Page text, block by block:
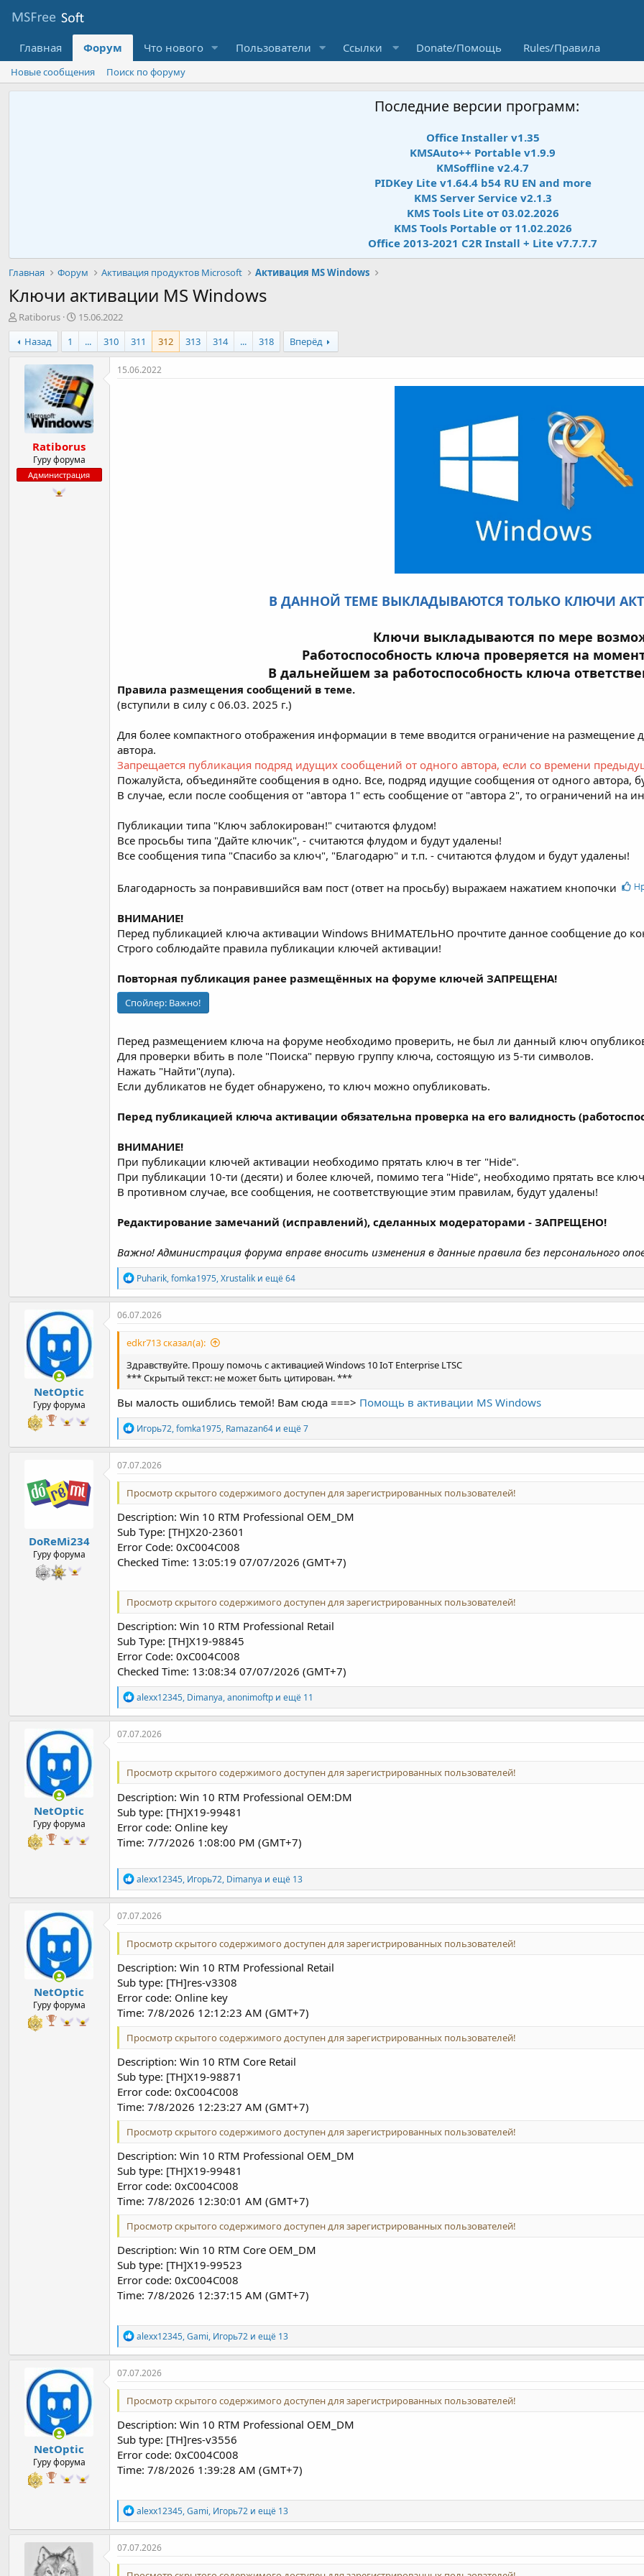
Главная Форум Что нового Пользователи Ссылки Donate/Помощь Rules/Правила
Новые сообщения Поиск по форуму
Последние версии программ:
Office Installer v1.35
KMSAuto++ Portable v1.9.9
KMSoffline v2.4.7
PIDKey Lite v1.64.4 b54 RU EN and more
KMS Server Service v2.1.3
KMS Tools Lite от 03.02.2026
KMS Tools Portable от 11.02.2026
Office 2013-2021 C2R Install + Lite v7.7.7.7
Главная Форум Активация продуктов Microsoft Активация MS Windows
Ключи активации MS Windows
А
в
т
о
Ratiborus
Д
а
а
н
а
ч
а
л
а
15.06.2022
Назад
1 ... 310 311 312 313 314 ... 318 Вперёд
Ratiborus
Гуру форума
Администрация
15.06.2022
В ДАННОЙ ТЕМЕ ВЫКЛАДЫВАЮТСЯ ТОЛЬКО КЛЮЧИ
Ключи выкладываются по мере
Работоспособность ключа проверяется на
В дальнейшем за работоспособность ключа
Правила размещения сообщений в теме.
(вступили в силу с 06.03. 2025 г.)
Для более компактного отображения информации в теме вводится ограничение на
автора.
Запрещается публикация подряд идущих сообщений от одного автора, если со времени
Пожалуйста, объединяйте сообщения в одно. Все, подряд идущие сообщения от одного автора,
В случае, если после сообщения от "автора 1" есть сообщение от "автора 2", то ограничений на
Публикации типа "Ключ заблокирован!" считаются флудом!
Все просьбы типа "Дайте ключик", - считаются флудом и будут удалены!
Все сообщения типа "Спасибо за ключ", "Благодарю" и т.п. - считаются флудом и будут удалены!
Благодарность за понравившийся вам пост (ответ на просьбу) выражаем нажатием кнопочки
ВНИМАНИЕ!
Перед публикацией ключа активации Windows ВНИМАТЕЛЬНО прочтите данное сообщение до
Строго соблюдайте правила публикации ключей активации!
Повторная публикация ранее размещённых на форуме ключей ЗАПРЕЩЕНА!
Спойлер: Важно!
Перед размещением ключа на форуме необходимо проверить, не был ли данный ключ
Для проверки вбить в поле "Поиска" первую группу ключа, состоящую из 5-ти символов.
Нажать "Найти"(лупа).
Если дубликатов не будет обнаружено, то ключ можно опубликовать.
Перед публикацией ключа активации обязательна проверка на его валидность
ВНИМАНИЕ!
При публикации ключей активации необходимо прятать ключ в тег "Hide".
При публикации 10-ти (десяти) и более ключей, помимо тега "Hide", необходимо прятать все
В противном случае, все сообщения, не соответствующие этим правилам, будут удалены!
Редактирование замечаний (исправлений), сделанных модераторами - ЗАПРЕЩЕНО!
Важно! Администрация форума вправе вносить изменения в данные правила без персонального
Р
е
а
к
и
Puharik,fomka1975,Xrustalikи ещё 64
NetOptic
Гуру форума
06.07.2026
edkr713 сказал(а):
Здравствуйте. Прошу помочь с активацией Windows 10 IoT Enterprise LTSC
*** Скрытый текст: не может быть цитирован. ***
Вы малость ошиблись темой! Вам сюда ===> Помощь в активации MS Windows
Р
е
а
к
и
Игорь72,fomka1975, Ramazan64и ещё 7
DoReMi234
Гуру форума
07.07.2026
Просмотр скрытого содержимого доступен для зарегистрированных пользователей!
Description: Win 10 RTM Professional OEM_DM
Sub Type: [TH]X20-23601
Error Code: 0xC004C008
Checked Time: 13:05:19 07/07/2026 (GMT+7)
Просмотр скрытого содержимого доступен для зарегистрированных пользователей!
Description: Win 10 RTM Professional Retail
Sub Type: [TH]X19-98845
Error Code: 0xC004C008
Checked Time: 13:08:34 07/07/2026 (GMT+7)
Р
е
а
к
:
alexx12345, Dimanya,anonimoftpи ещё 11
NetOptic
Гуру форума
07.07.2026
Просмотр скрытого содержимого доступен для зарегистрированных пользователей!
Description: Win 10 RTM Professional OEM:DM
Sub type: [TH]X19-99481
Error code: Online key
Time: 7/7/2026 1:08:00 PM (GMT+7)
Р
е
а
к
и
alexx12345, Игорь72, Dimanya и ещё 13
NetOptic
Гуру форума
07.07.2026
Просмотр скрытого содержимого доступен для зарегистрированных пользователей!
Description: Win 10 RTM Professional Retail
Sub type: [TH]res-v3308
Error code: Online key
Time: 7/8/2026 12:12:23 AM (GMT+7)
Просмотр скрытого содержимого доступен для зарегистрированных пользователей!
Description: Win 10 RTM Core Retail
Sub type: [TH]X19-98871
Error code: 0xC004C008
Time: 7/8/2026 12:23:27 AM (GMT+7)
Просмотр скрытого содержимого доступен для зарегистрированных пользователей!
Description: Win 10 RTM Professional OEM_DM
Sub type: [TH]X19-99481
Error code: 0xC004C008
Time: 7/8/2026 12:30:01 AM (GMT+7)
Просмотр скрытого содержимого доступен для зарегистрированных пользователей!
Description: Win 10 RTM Core OEM_DM
Sub type: [TH]X19-99523
Error code: 0xC004C008
Time: 7/8/2026 12:37:15 AM (GMT+7)
Р
е
а
к
и
alexx12345,Gami, Игорь72и ещё 13
NetOptic
Гуру форума
07.07.2026
Просмотр скрытого содержимого доступен для зарегистрированных пользователей!
Description: Win 10 RTM Professional OEM_DM
Sub type: [TH]res-v3556
Error code: 0xC004C008
Time: 7/8/2026 1:39:28 AM (GMT+7)
Р
е
а
к
alexx12345,Gami, Игорь72и ещё 13
07.07.2026